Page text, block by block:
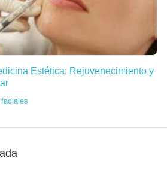
Estética: Rejuvenecimiento y